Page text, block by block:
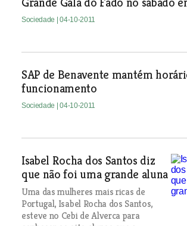
Sociedade | 04-10-2011
SAP de Benavente mantém
funcionamento
Sociedade | 04-10-2011
Isabel Rocha dos Santos diz
que não foi uma grande aluna
Uma das mulheres mais ricas de
Portugal, Isabel Rocha dos Santos,
esteve no Cebi de Alverca para